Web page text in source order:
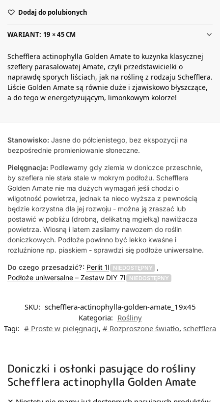
Dodaj do polubionych
WARIANT: 19 × 45 CM
Schefflera actinophylla Golden Amate to kuzynka klasycznej
szeflery parasalowatej Amate, czyli przedstawicielki o
naprawdę sporych liściach, jak na roślinę z rodzaju Schefflera.
Liście Golden Amate są równie duże i zjawiskowo błyszczące,
a do tego w energetyzującym, limonkowym kolorze!
Stanowisko: Jasne do półcienistego, bez ekspozycji na
bezpośrednie promieniowanie słoneczne.
Pielęgnacja: Podlewamy gdy ziemia w doniczce przeschnie,
by szeflera nie stała stale w mokrym podłożu. Schefflera
Golden Amate nie ma dużych wymagań jeśli chodzi o
wilgotność powietrza, jednak ta nieco wyższa z pewnością
będzie korzystna dla jej rozwoju - można ją zraszać lub
postawić w pobliżu (drobną, delikatną mgiełką) nawilżacza
powietrza. Wiosną i latem zasilamy nawozem do roślin
doniczkowych. Podłoże powinno być lekko kwaśne i
rozluźnione np. piaskiem - sprawdzi się podłoże uniwersalne.
Do czego przesadzić?: Perlit 1l NIEDOSTĘPNY
,
Podłoże uniwersalne – Zestaw DIY 7l
NIEDOSTĘPNY
SKU: schefflera-actinophylla-golden-amate_19x45
Kategoria: Rośliny
Tagi: # Proste w pielęgnacji, # Rozproszone światło, schefflera
Doniczki i osłonki pasujące do rośliny
Schefflera actinophylla Golden Amate